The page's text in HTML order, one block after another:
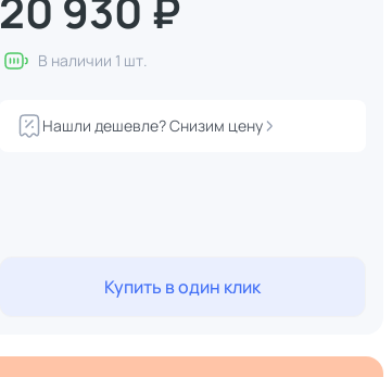
В наличии 1 шт.
Нашли дешевле? Снизим цену
Купить в один клик